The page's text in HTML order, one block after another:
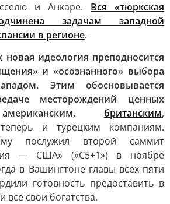
и Анкаре. Вся «тюркская
задачам западной
в регионе.
новая идеология преподносится
и «осознанного» выбора
Этим обосновывается
месторождений ценных
британским,
и турецким компаниям.
послужил второй саммит
— США» («С5+1») в ноябре
в Вашингтоне главы всех пяти
готовность предоставить в
все свои богатства.